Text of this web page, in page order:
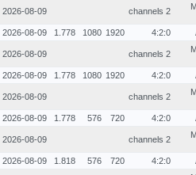
2 channels
2026-08-09
4:2:0
1920
1080
1.778
2026-08-09
2 channels
2026-08-09
4:2:0
1920
1080
1.778
2026-08-09
2 channels
2026-08-09
4:2:0
720
576
1.778
2026-08-09
2 channels
2026-08-09
4:2:0
720
576
1.818
2026-08-09